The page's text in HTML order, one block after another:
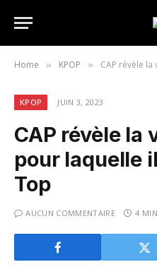
Home » KPOP » CAP révèle la
KPOP JUIN 3, 2023
CAP révèle la
pour laquelle
Top
AUCUN COMMENTAIRE 4